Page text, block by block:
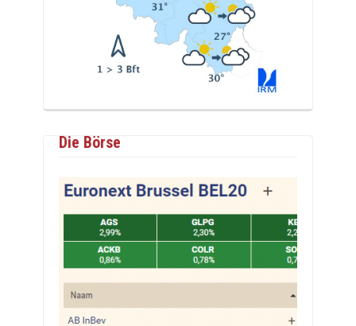
Die Börse